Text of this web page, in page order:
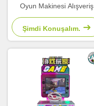
Oyun Makinesi Alışveriş
Merkezi Park Seyahat
Bulmaca Makinesi
Şimdi Konuşalım.